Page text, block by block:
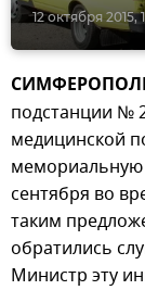
12 октября 2015,
подстанции №
медицинской
сентября во
таким
обратились
Министр эту